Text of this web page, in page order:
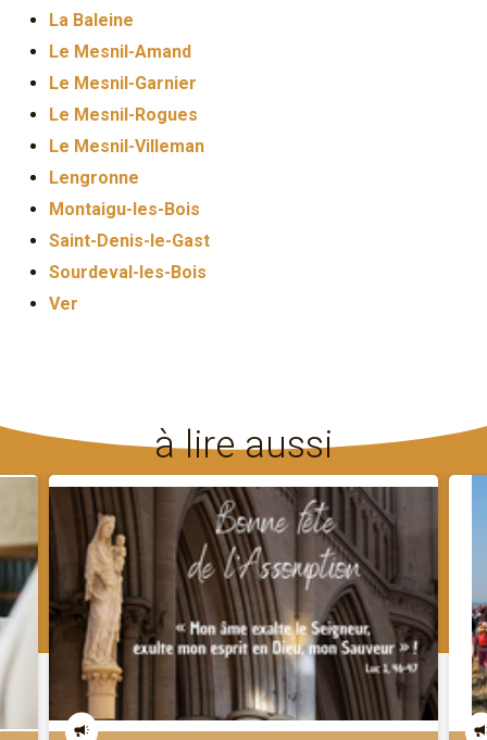
La Baleine
Le Mesnil-Amand
Le Mesnil-Garnier
Le Mesnil-Rogues
Le Mesnil-Villeman
Lengronne
Montaigu-les-Bois
Saint-Denis-le-Gast
Sourdeval-les-Bois
Ver
à lire aussi